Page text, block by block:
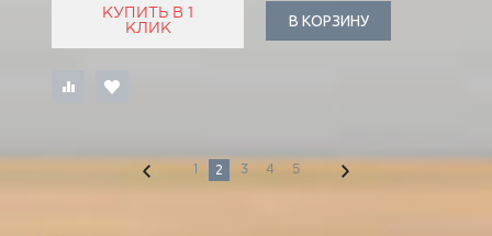
КУПИТЬ В 1
КЛИК
В КОРЗИНУ
1 2 3 4 5